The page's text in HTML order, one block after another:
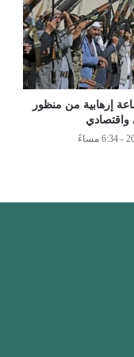
إرهابية من منظور